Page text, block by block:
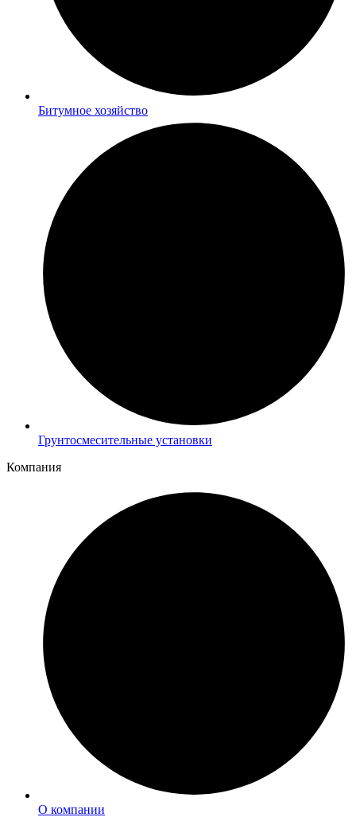
Битумное хозяйство
Грунтосмесительные установки
Компания
О компании